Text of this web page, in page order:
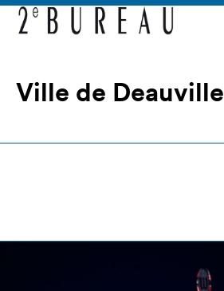
Ville de Deauville